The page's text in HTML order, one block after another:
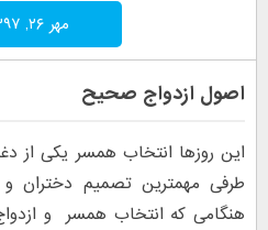
مهر ۲۶, ۱۳۹۷
اصول ازدواج صحیح
این روزها انتخاب همسر یکی از
طرفی مهمترین تصمیم
هنگامی که انتخاب همسر و